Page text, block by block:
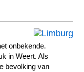
onbekende.
in Weert. Als
bevolking van